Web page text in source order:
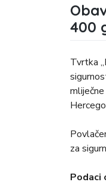
400
Tvrtka
za
Podaci